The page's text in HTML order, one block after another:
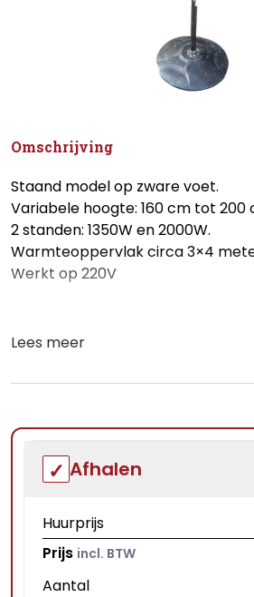
Omschrijving
Staand model op zware voet.
Variabele hoogte: 160 cm tot 200
2 standen: 1350W en 2000W.
Warmteoppervlak circa 3×4
Werkt op 220V
Lees meer
Afhalen
Huurprijs
Prijs incl. BTW
Aantal